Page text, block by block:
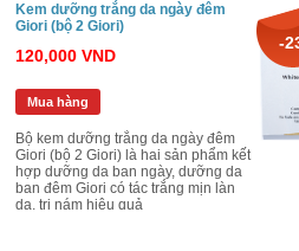
Kem dưỡng trắng da ngày đêm
Giori (bộ 2 Giori)
120,000 VND
Mua hàng
Bộ kem dưỡng trắng da ngày đêm
Giori (bộ 2 Giori) là hai sản phẩm kết
hợp dưỡng da ban ngày, dưỡng da
ban đêm Giori có tác trắng mịn làn
da, trị nám hiệu quả
-